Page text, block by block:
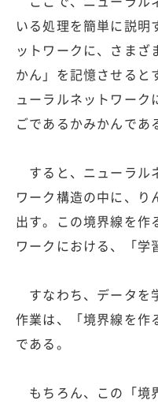
いる処理を簡単に説明
ットワークに、さまざ
かん」を記憶させると
ューラルネットワーク
ごであるかみかんであ
すると、ニューラル
ワーク構造の中に、り
出す。この境界線を作
ワークにおける、「学
すなわち、データを
作業は、「境界線を作
である。
もちろん、この「境